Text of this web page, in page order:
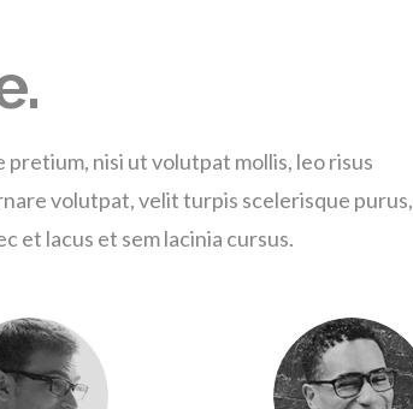
nisi ut volutpat mollis, leo risus
volutpat, velit turpis scelerisque purus,
et lacus et sem lacinia cursus.